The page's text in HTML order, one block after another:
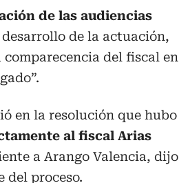
de las audiencias
de la actuación,
del fiscal en
en la resolución que hubo
al fiscal Arias
a Arango Valencia, dijo
del proceso.